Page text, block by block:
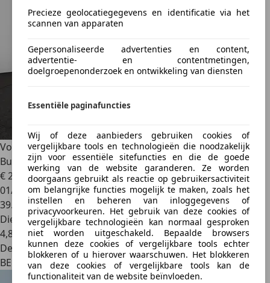
Precieze geolocatiegegevens en identificatie via het
scannen van apparaten
Gepersonaliseerde advertenties en content,
advertentie- en contentmetingen,
doelgroepenonderzoek en ontwikkeling van diensten
Essentiële paginafuncties
Wij of deze aanbieders gebruiken cookies of
vergelijkbare tools en technologieën die noodzakelijk
zijn voor essentiële sitefuncties en die de goede
werking van de website garanderen. Ze worden
doorgaans gebruikt als reactie op gebruikersactiviteit
om belangrijke functies mogelijk te maken, zoals het
instellen en beheren van inloggegevens of
privacyvoorkeuren. Het gebruik van deze cookies of
vergelijkbare technologieën kan normaal gesproken
niet worden uitgeschakeld. Bepaalde browsers
kunnen deze cookies of vergelijkbare tools echter
blokkeren of u hierover waarschuwen. Het blokkeren
van deze cookies of vergelijkbare tools kan de
functionaliteit van de website beïnvloeden.
Volkswagen TiguanTiguan 2.0 TDi SCR 4Motion Life
Business DSG
€ 27.950
01/2022
39.352 km
Diesel
4,8 l/100 km (comb.)
Dealer
BE 5070